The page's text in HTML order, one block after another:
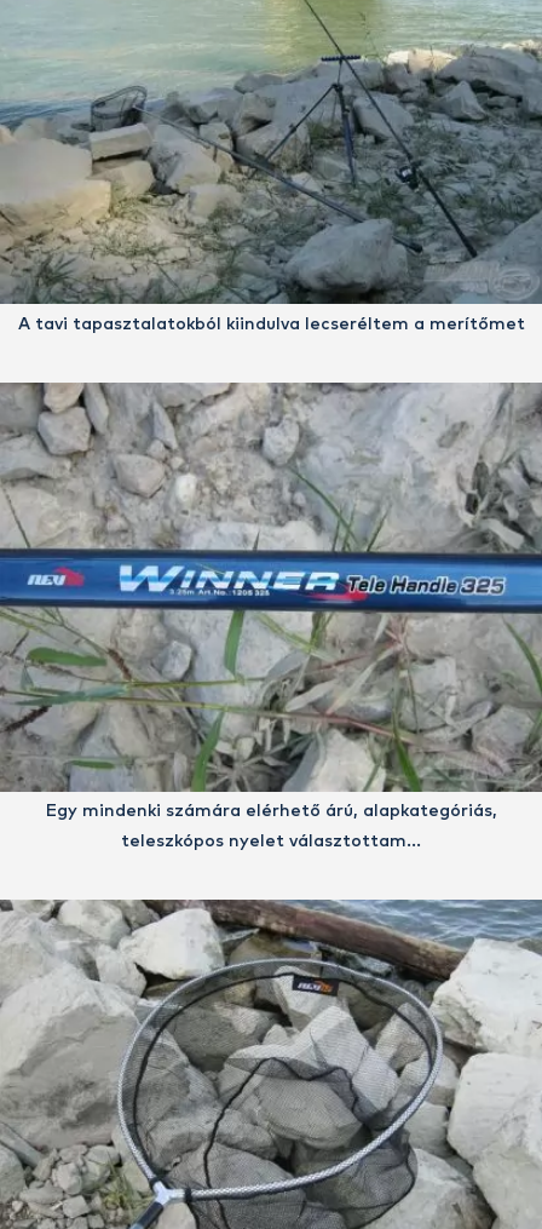
A tavi tapasztalatokból kiindulva lecseréltem a merítőmet
Egy mindenki számára elérhető árú, alapkategóriás,
teleszkópos nyelet választottam…